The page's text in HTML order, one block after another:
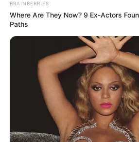
MANTÉNGASE EN ALERTA
Tenemos todas las
interesan. Para estar
favor, active las
ACTIVAR AHORA
BRAINBERRIES
Where Are They Now? 9 Ex-Actors
Paths